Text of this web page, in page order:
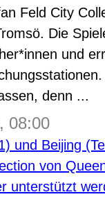
Feld City
Die
und
denn ...
08:00
und Beijing
von
unterstützt